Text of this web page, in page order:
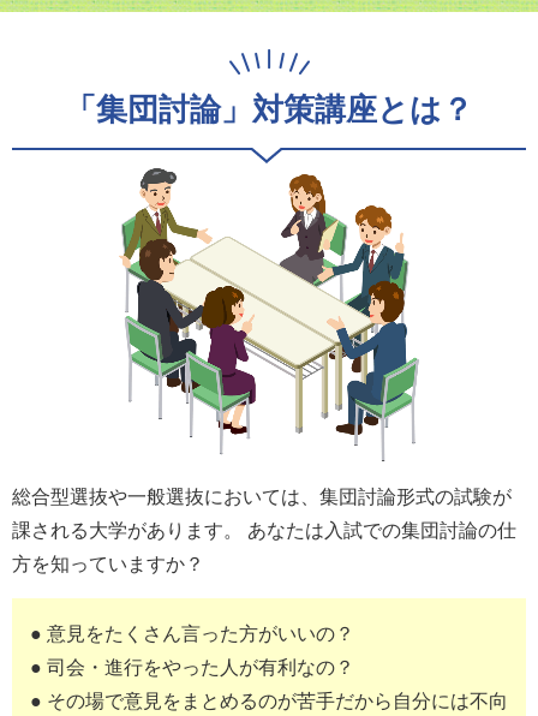
「集団討論」対策講座とは？
総合型選抜や一般選抜においては、集団討論形式の試験が
課される大学があります。 あなたは入試での集団討論の仕
方を知っていますか？
● 意見をたくさん言った方がいいの？
● 司会・進行をやった人が有利なの？
● その場で意見をまとめるのが苦手だから自分には不向